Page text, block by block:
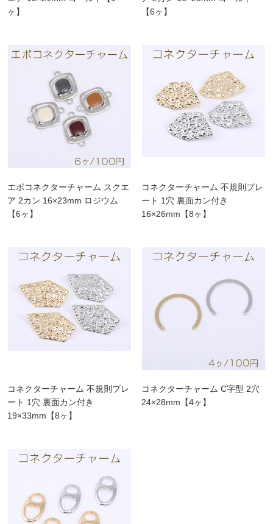
ヶ】
【6ヶ】
エポコネクターチャーム スクエ
ア 2カン 16×23mm ロジウム
【6ヶ】
コネクターチャーム 不規則プレ
ート 1穴 裏面カン付き
16×26mm【8ヶ】
コネクターチャーム 不規則プレ
ート 1穴 裏面カン付き
19×33mm【8ヶ】
コネクターチャーム C字型 2穴
24×28mm【4ヶ】